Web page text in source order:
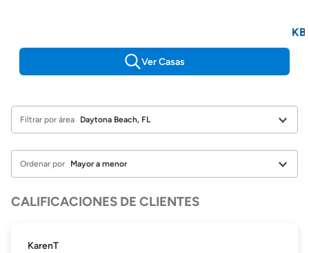
KB
Ver Casas
Filtrar por área
Ordenar por
CALIFICACIONES DE CLIENTES
KarenT